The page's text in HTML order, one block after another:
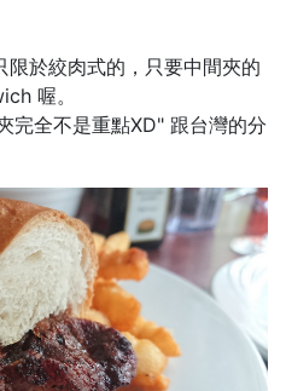
於絞肉式的，只要中間夾的
喔。
完全不是重點XD" 跟台灣的分